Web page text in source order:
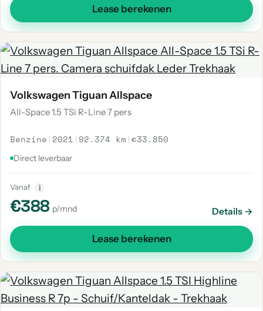
Lease berekenen
Volkswagen Tiguan Allspace
All-Space 1.5 TSi R-Line 7 pers
Benzine | 2021 | 92.374 km |€33.850
Direct leverbaar
Vanaf i
€388 p/mnd Details →
Lease berekenen